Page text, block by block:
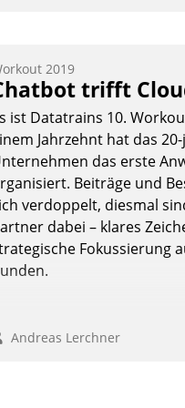
kurzweilige
Cloud-
mit hohem
Andreas Lerchner
2019
trifft
ist Datatrains 10.
Jahrzehnt hat das
das erste
Beiträge und
verdoppelt, diesmal
dabei – klares
Fokussierung
Andreas Lerchner